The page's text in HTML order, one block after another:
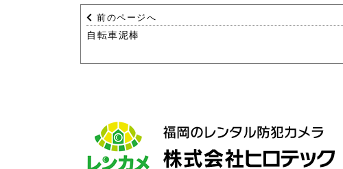
前のページへ
自転車泥棒